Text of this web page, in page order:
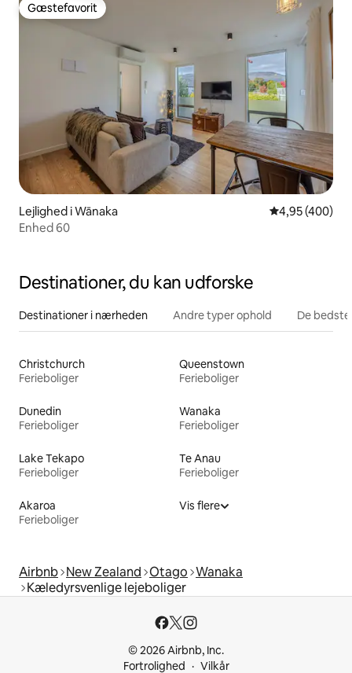
Gæstefavorit
Gæstefavorit
Lejlighed i Wānaka 4,95 ud af 5 i
4,95 (400)
Enhed 60
Destinationer, du kan udforske
Destinationer i nærheden Andre typer ophold De
Christchurch
Ferieboliger
Queenstown
Ferieboliger
Dunedin
Ferieboliger
Wanaka
Ferieboliger
Lake Tekapo
Ferieboliger
Te Anau
Ferieboliger
Akaroa
Ferieboliger
Vis flere
Airbnb New Zealand Otago Wanaka
Kæledyrsvenlige lejeboliger
© 2026 Airbnb, Inc.
Fortrolighed
Vilkår